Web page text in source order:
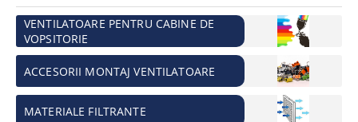
VENTILATOARE PENTRU CABINE DE
VOPSITORIE
ACCESORII MONTAJ VENTILATOARE
MATERIALE FILTRANTE